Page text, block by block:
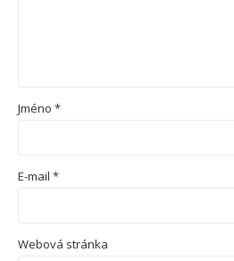
Jméno *
E-mail *
Webová stránka